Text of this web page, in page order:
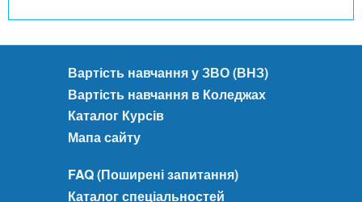
Вартість навчання у ЗВО (ВНЗ)
Вартість навчання в Коледжах
Каталог Курсів
Мапа сайту
FAQ (Поширені запитання)
Каталог спеціальностей